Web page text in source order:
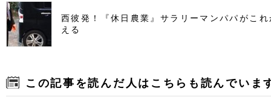
西彼発！『休日農業』サラリーマンパパがこ
える
この記事を読んだ人はこちらも読んでいま